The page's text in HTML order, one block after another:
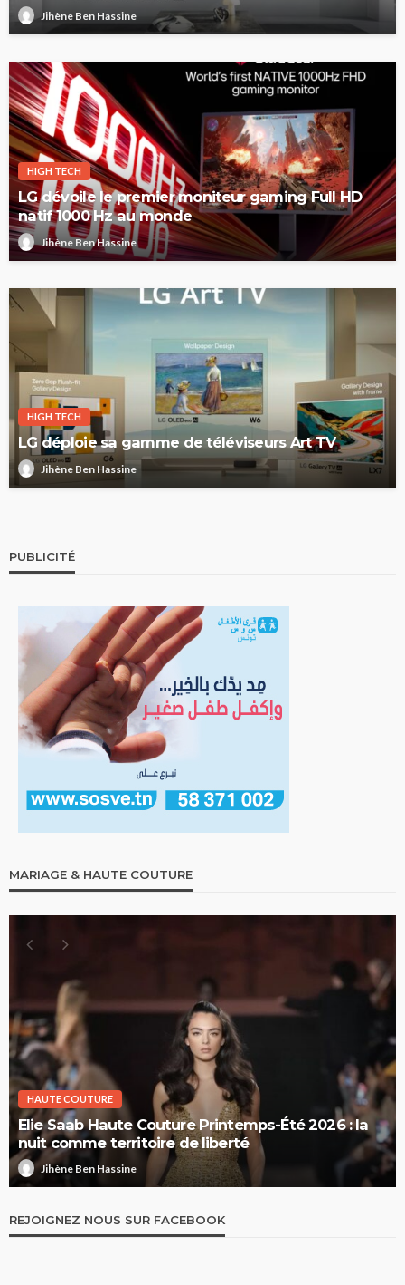
Jihène Ben Hassine
HIGH TECH
LG dévoile le premier moniteur gaming Full HD
natif 1000 Hz au monde
Jihène Ben Hassine
HIGH TECH
LG déploie sa gamme de téléviseurs Art TV
Jihène Ben Hassine
PUBLICITÉ
MARIAGE & HAUTE COUTURE
HAUTE COUTURE
Elie Saab Haute Couture Printemps-Été 2026 : la
nuit comme territoire de liberté
Jihène Ben Hassine
REJOIGNEZ NOUS SUR FACEBOOK